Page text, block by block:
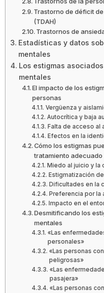
Trastorno de déficit
(TDAH)
Trastornos de
Estadísticas y datos
mentales
Los estigmas
mentales
El impacto de los
personas
Vergüenza y
Autocrítica y baja
Falta de acceso al
Efectos en la
Cómo los estigmas
tratamiento adecuado
Miedo al juicio y la
Estigmatización
Dificultades en la
Preferencia por la
Impacto en el
Desmitificando los
mentales
«Las
personales»
«Las personas
peligrosas»
«Las
pasajera»
«Las personas